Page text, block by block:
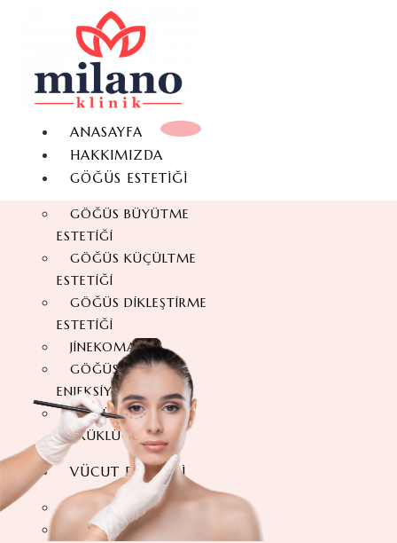
ANASAYFA
HAKKIMIZDA
GÖĞÜS ESTETIĞI
GÖĞÜS BÜYÜTME
ESTETIĞI
GÖĞÜS KÜÇÜLTME
ESTETIĞI
GÖĞÜS DIKLEŞTIRME
ESTETIĞI
JINEKOMASTI
GÖĞÜS YAĞ
ENJEKSIYONU
GÖĞÜS BAŞI
ÇÖKÜKLÜĞÜ
VÜCUT ESTETIĞI
KARIN GERME ESTETIĞI
360 DERECE KARIN